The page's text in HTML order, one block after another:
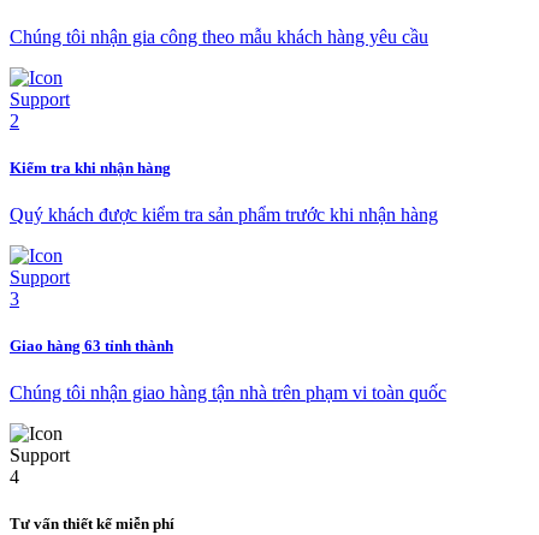
Chúng tôi nhận gia công theo mẫu khách hàng yêu cầu
Kiểm tra khi nhận hàng
Quý khách được kiểm tra sản phẩm trước khi nhận hàng
Giao hàng 63 tỉnh thành
Chúng tôi nhận giao hàng tận nhà trên phạm vi toàn quốc
Tư vấn thiết kế miễn phí